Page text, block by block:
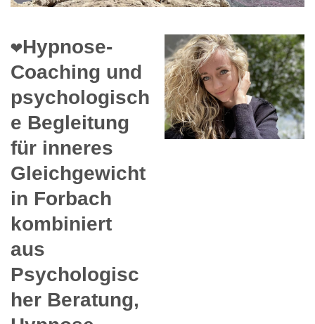
❤️Hypnose-
Coaching und
psychologisch
e Begleitung
für inneres
Gleichgewicht
in Forbach
kombiniert
aus
Psychologisc
her Beratung,